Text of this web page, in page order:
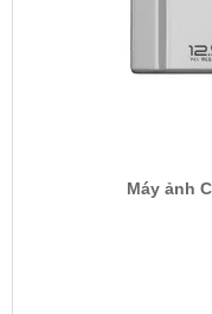
Máy ảnh